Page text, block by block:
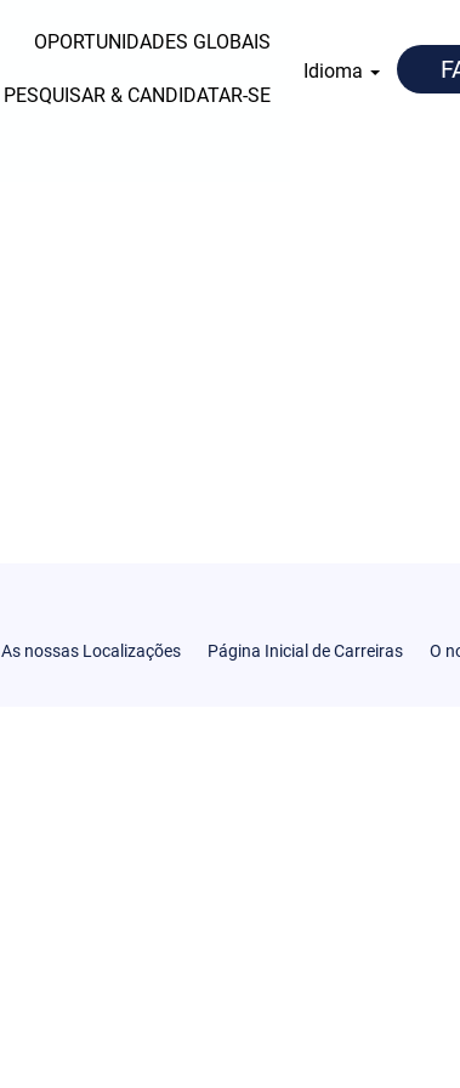
OPORTUNIDADES GLOBAIS
PESQUISAR & CANDIDATAR-SE
Idioma
As nossas Localizações Página Inicial de Carreiras
O